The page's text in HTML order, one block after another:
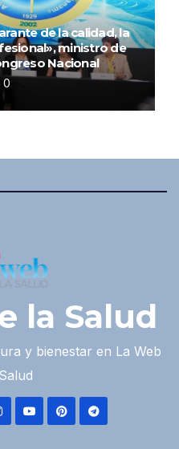
de la calidad, la
ministro de
Nacional
0
la Salud
y bienestar en La Web